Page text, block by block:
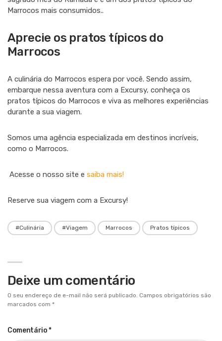
Marrocos mais consumidos..
Aprecie os pratos típicos do
Marrocos
A culinária do Marrocos espera por você. Sendo assim,
embarque nessa aventura com a Excursy, conheça os
pratos típicos do Marrocos e viva as melhores experiências
durante a sua viagem.
Somos uma agência especializada em destinos incríveis,
como o Marrocos.
Acesse o nosso site e saiba mais!
Reserve sua viagem com a Excursy!
#Culinária #Viagem Marrocos Pratos típicos
Deixe um comentário
O seu endereço de e-mail não será publicado. Campos obrigatórios são
marcados com *
Comentário*